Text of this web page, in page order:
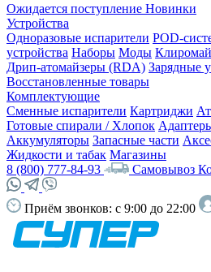
Ожидается поступление Новинки
Устройства
Одноразовые испарители POD-
устройства Наборы Моды
Дрип-атомайзеры (RDA) Зарядные
Восстановленные товары
Комплектующие
Сменные испарители Картриджи
Готовые спирали / Хлопок
Аккумуляторы Запасные части
Жидкости и табак Магазины
8 (800) 777-84-93
Самовывоз
Приём звонков: с 9:00 до 22:00